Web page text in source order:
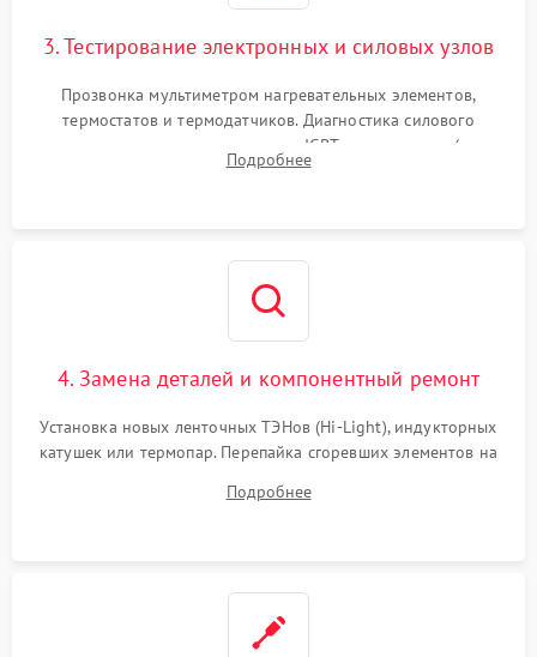
3. Тестирование электронных и силовых узлов
Прозвонка мультиметром нагревательных элементов,
термостатов и термодатчиков. Диагностика силового
модуля, реле, диодных мостов и IGBT-транзисторов (для
индукции). Проверка кранов и газ-контроля (для газовых
Подробнее
4. Замена деталей и компонентный ремонт
Установка новых ленточных ТЭНов (Hi-Light), индукторных
катушек или термопар. Перепайка сгоревших элементов на
дорожек. Очистка контактов и замена поврежденной
Подробнее